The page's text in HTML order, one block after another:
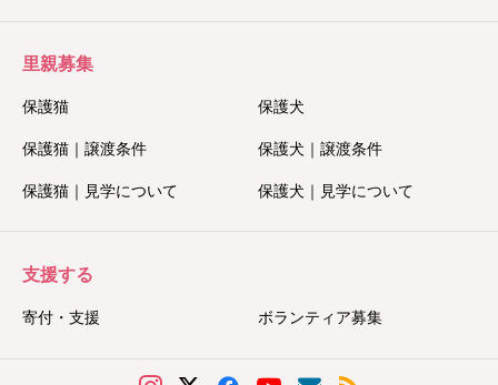
里親募集
保護猫 保護犬
保護猫｜譲渡条件 保護犬｜譲渡条件
保護猫｜見学について 保護犬｜見学について
支援する
寄付・支援 ボランティア募集